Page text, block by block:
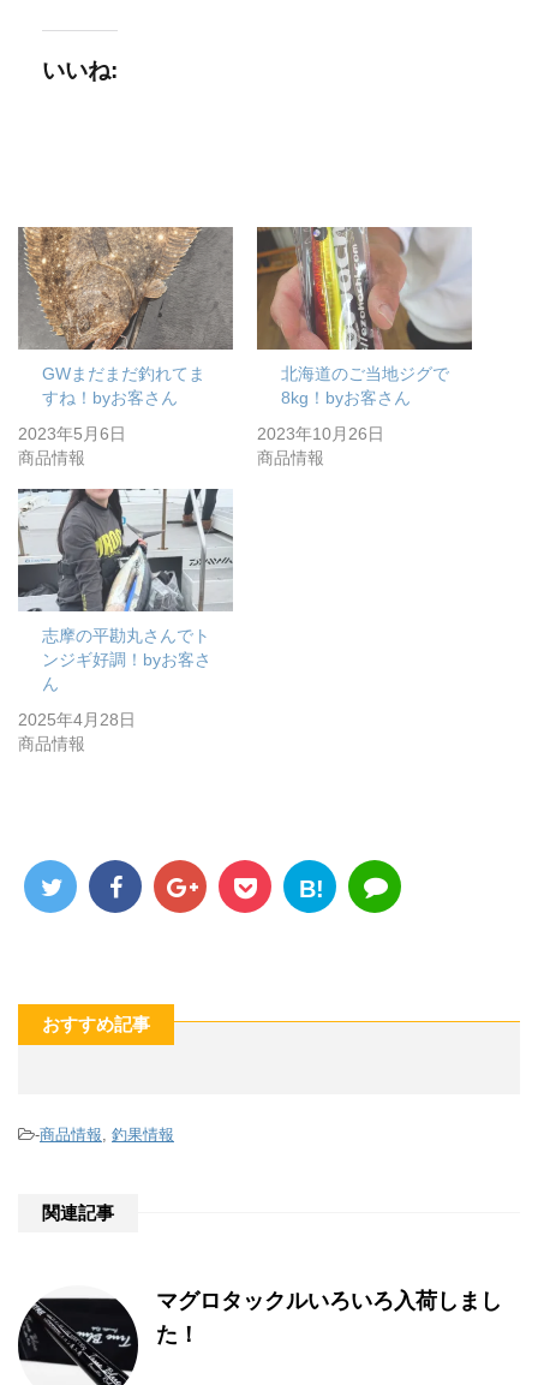
いいね:
GWまだまだ釣れてま
すね！byお客さん
2023年5月6日
商品情報
北海道のご当地ジグで
8kg！byお客さん
2023年10月26日
商品情報
志摩の平勘丸さんでト
ンジギ好調！byお客さ
ん
2025年4月28日
商品情報
B!
おすすめ記事
-商品情報, 釣果情報
関連記事
マグロタックルいろいろ入荷しまし
た！